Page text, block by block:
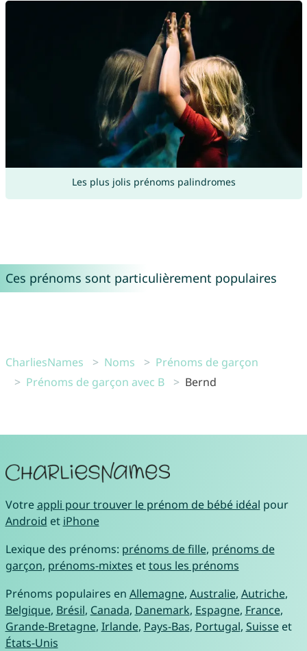
Les plus jolis prénoms palindromes
Ces prénoms sont particulièrement populaires
CharliesNames Noms
Prénoms de garçon
Prénoms de garçon avec B
Bernd
Votreappli pour trouver le prénom de bébé idéal pour
Android et iPhone
Lexique des prénoms: prénoms de fille, prénoms de
garçon, prénoms-mixtes ettous les prénoms
Prénoms populaires en Allemagne, Australie, Autriche,
Belgique, Brésil, Canada, Danemark, Espagne, France,
Grande-Bretagne, Irlande, Pays-Bas, Portugal, Suisseet
États-Unis